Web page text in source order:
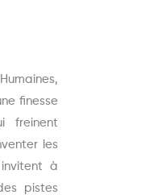
finesse
freinent
les
à
pistes